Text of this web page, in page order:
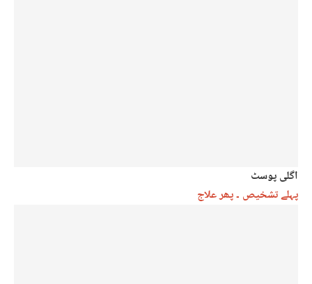
اگلی پوسٹ
پہلے تشخیص ۔ پھر علاج